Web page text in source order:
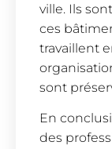
ville. Ils
ces
travaillent
sont
En
des